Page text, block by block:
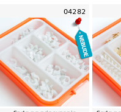
04282